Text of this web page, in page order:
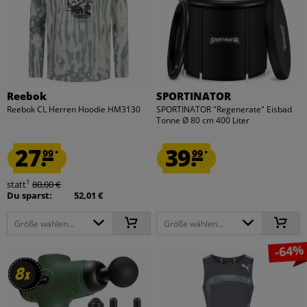
Reebok
Reebok CL Herren Hoodie HM3130
27.99*
statt1 80,00 €
Du sparst:
52,01 €
Größe wählen...
SPORTINATOR
SPORTINATOR "Regenerate" Eisbad
Tonne Ø 80 cm 400 Liter
39.99*
Größe wählen...
8x
8x
-64%